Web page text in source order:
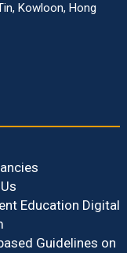
Kowloon, Hong
Education Digital
Guidelines on